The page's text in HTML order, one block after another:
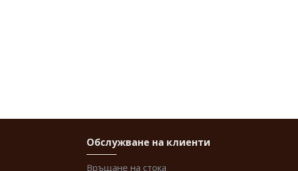
Обслужване на клиенти
Връщане на стока